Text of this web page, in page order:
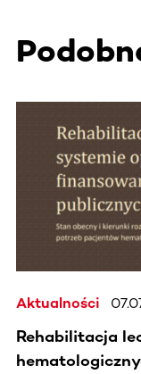
Ta sekcja
Aktualności
Rehabilitacja